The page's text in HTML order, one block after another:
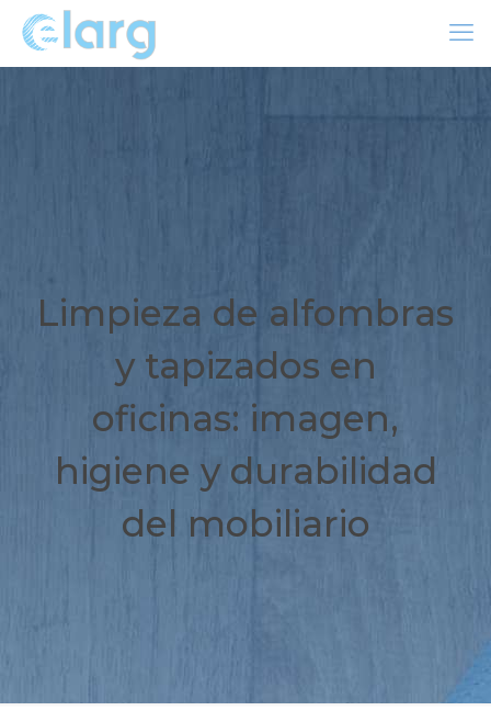
Limpieza de alfombras
y tapizados en
oficinas: imagen,
higiene y durabilidad
del mobiliario